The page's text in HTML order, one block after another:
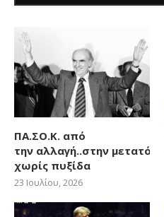
ΠΑ.ΣΟ.Κ. από
την αλλαγή..στην
χωρίς πυξίδα
23 Ιουλίου, 2026